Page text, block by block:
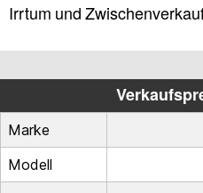
Irrtum und
Marke
Modell